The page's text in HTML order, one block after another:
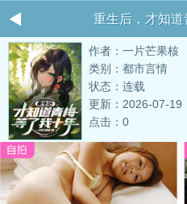
重生后，才知
作者：一片芒果核
类别：都市言情
状态：连载
更新：2026-07-19
点击：0